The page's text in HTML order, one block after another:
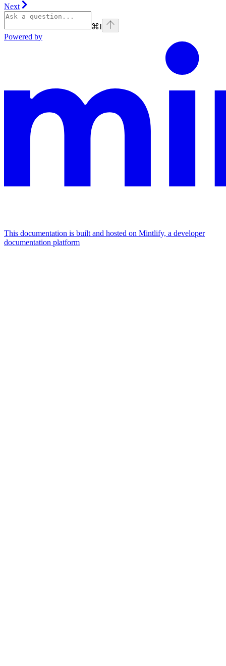
Next
⌘I
Powered by
This documentation is built and hosted on Mintlify, a developer
documentation platform